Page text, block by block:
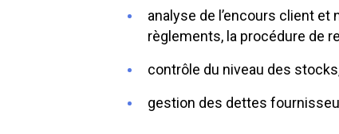
analyse de l’encours client
règlements, la procédure de
contrôle du niveau des
gestion des dettes